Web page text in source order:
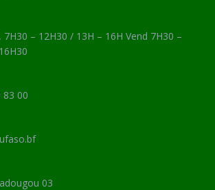
– 12H30 / 13H – 16H Vend 7H30 –
83 00
03